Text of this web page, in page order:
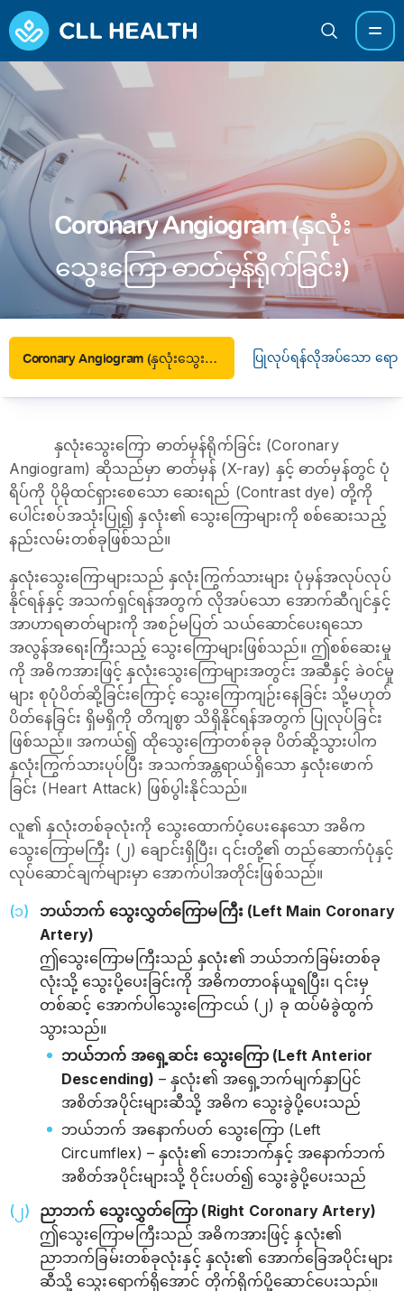
Coronary Angiogram (နှလုံး
သွေးကြော ဓာတ်မှန်ရိုက်ခြင်း)
Coronary Angiogram (နှလုံးသွေးကြော ဓာတ်မှန်ရိုက်ခြင်း) ပြုလုပ်ရန်လိုအပ်သော ရောဂ
နှလုံးသွေးကြော ဓာတ်မှန်ရိုက်ခြင်း (Coronary
Angiogram) ဆိုသည်မှာ ဓာတ်မှန် (X-ray) နှင့် ဓာတ်မှန်တွင် ပုံ
ရိပ်ကို ပိုမိုထင်ရှားစေသော ဆေးရည် (Contrast dye) တို့ကို
ပေါင်းစပ်အသုံးပြု၍ နှလုံး၏ သွေးကြောများကို စစ်ဆေးသည့်
နည်းလမ်းတစ်ခုဖြစ်သည်။
နှလုံးသွေးကြောများသည် နှလုံးကြွက်သားများ ပုံမှန်အလုပ်လုပ်
နိုင်ရန်နှင့် အသက်ရှင်ရန်အတွက် လိုအပ်သော အောက်ဆီဂျင်နှင့်
အာဟာရဓာတ်များကို အစဉ်မပြတ် သယ်ဆောင်ပေးရသော
အလွန်အရေးကြီးသည့် သွေးကြောများဖြစ်သည်။ ဤစစ်ဆေးမှု
ကို အဓိကအားဖြင့် နှလုံးသွေးကြောများအတွင်း အဆီနှင့် ခဲဝင်မှု
များ စုပုံပိတ်ဆို့ခြင်းကြောင့် သွေးကြောကျဉ်းနေခြင်း သို့မဟုတ်
ပိတ်နေခြင်း ရှိမရှိကို တိကျစွာ သိရှိနိုင်ရန်အတွက် ပြုလုပ်ခြင်း
ဖြစ်သည်။ အကယ်၍ ထိုသွေးကြောတစ်ခုခု ပိတ်ဆို့သွားပါက
နှလုံးကြွက်သားပုပ်ပြီး အသက်အန္တရာယ်ရှိသော နှလုံးဖောက်
ခြင်း (Heart Attack) ဖြစ်ပွါးနိုင်သည်။
လူ၏ နှလုံးတစ်ခုလုံးကို သွေးထောက်ပံ့ပေးနေသော အဓိက
သွေးကြောမကြီး (၂) ချောင်းရှိပြီး၊ ၎င်းတို့၏ တည်ဆောက်ပုံနှင့်
လုပ်ဆောင်ချက်များမှာ အောက်ပါအတိုင်းဖြစ်သည်။
ဘယ်ဘက် သွေးလွှတ်ကြောမကြီး (Left Main Coronary
Artery)
ဤသွေးကြောမကြီးသည် နှလုံး၏ ဘယ်ဘက်ခြမ်းတစ်ခု
လုံးသို့ သွေးပို့ပေးခြင်းကို အဓိကတာဝန်ယူရပြီး၊ ၎င်းမှ
တစ်ဆင့် အောက်ပါသွေးကြောငယ် (၂) ခု ထပ်မံခွဲထွက်
သွားသည်။
ဘယ်ဘက် အရှေ့ဆင်း သွေးကြော (Left Anterior
Descending) – နှလုံး၏ အရှေ့ဘက်မျက်နှာပြင်
အစိတ်အပိုင်းများဆီသို့ အဓိက သွေးခွဲပို့ပေးသည်
ဘယ်ဘက် အနောက်ပတ် သွေးကြော (Left
Circumflex) – နှလုံး၏ ဘေးဘက်နှင့် အနောက်ဘက်
အစိတ်အပိုင်းများသို့ ဝိုင်းပတ်၍ သွေးခွဲပို့ပေးသည်
ညာဘက် သွေးလွှတ်ကြော (Right Coronary Artery)
ဤသွေးကြောမကြီးသည် အဓိကအားဖြင့် နှလုံး၏
ညာဘက်ခြမ်းတစ်ခုလုံးနှင့် နှလုံး၏ အောက်ခြေအပိုင်းများ
ဆီသို့ သွေးရောက်ရှိအောင် တိုက်ရိုက်ပို့ဆောင်ပေးသည်။